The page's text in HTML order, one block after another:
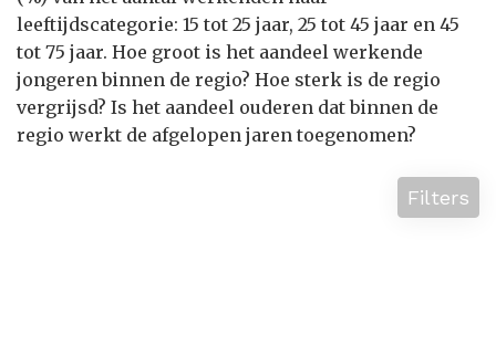
leeftijdscategorie: 15 tot 25 jaar, 25 tot 45 jaar en 45
tot 75 jaar. Hoe groot is het aandeel werkende
jongeren binnen de regio? Hoe sterk is de regio
vergrijsd? Is het aandeel ouderen dat binnen de
regio werkt de afgelopen jaren toegenomen?
Filters